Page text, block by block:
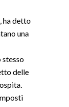
ha detto
una
delle